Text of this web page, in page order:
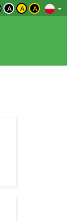
A A A